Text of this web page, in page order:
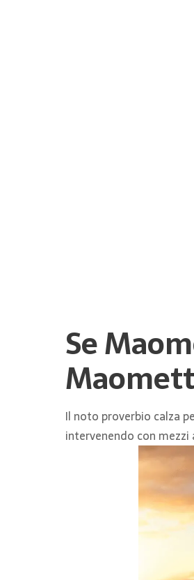
Se
Il noto proverbio calza
intervenendo con